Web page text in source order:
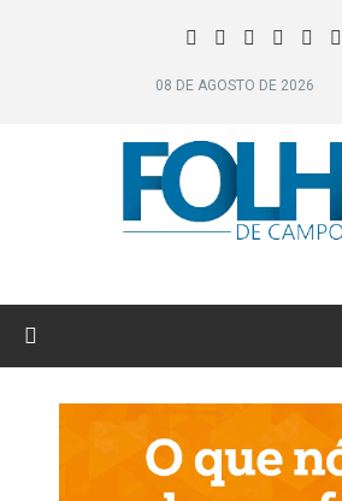
08 DE AGOSTO DE 2026